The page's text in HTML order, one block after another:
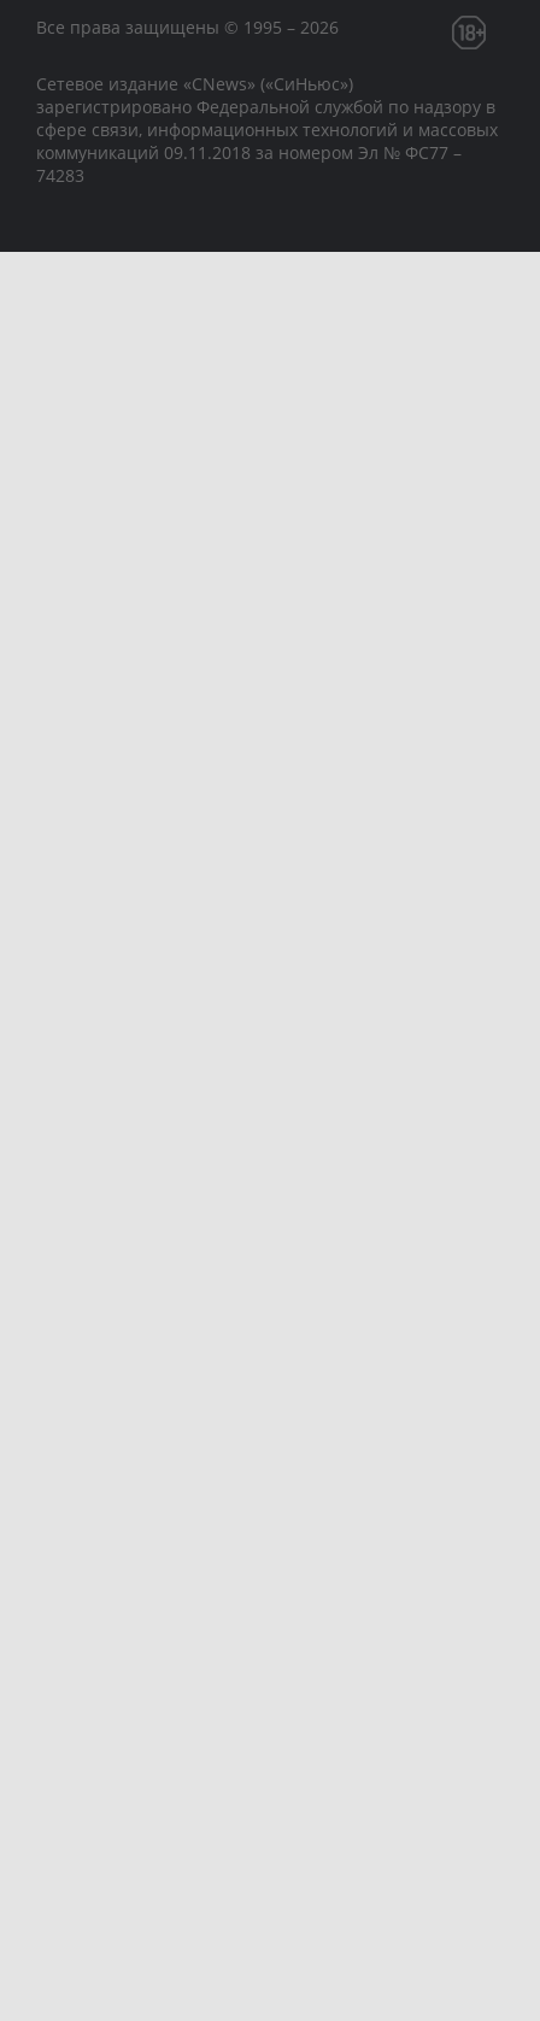
Все права защищены © 1995 – 2026
Сетевое издание «CNews» («СиНьюс»)
зарегистрировано Федеральной службой по надзору в
сфере связи, информационных технологий и массовых
коммуникаций 09.11.2018 за номером Эл № ФС77 –
74283